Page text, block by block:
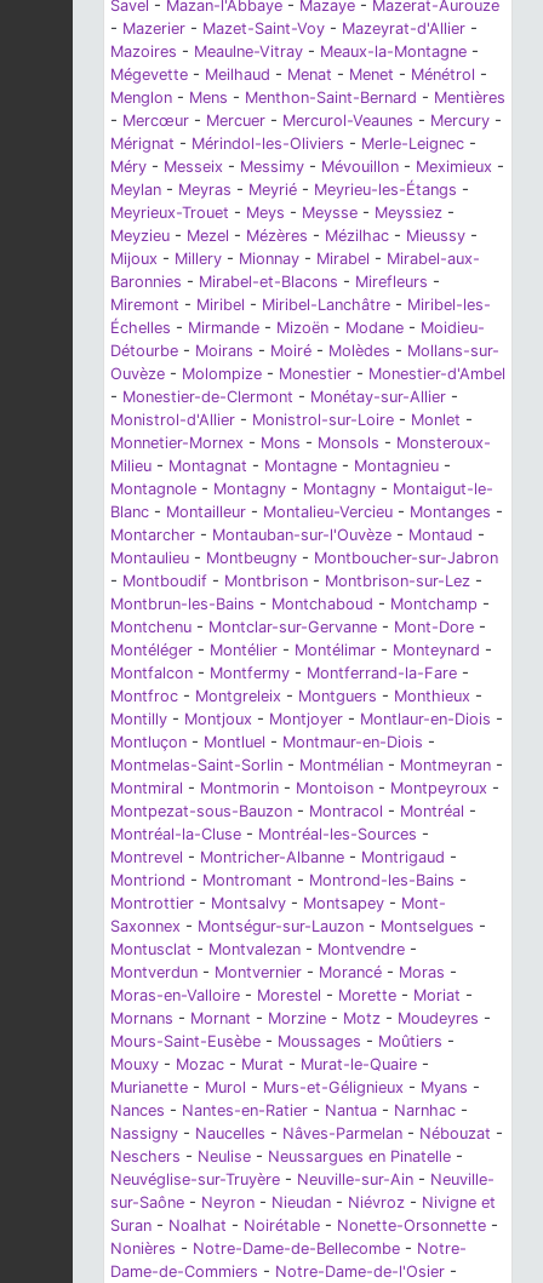
Savel - Mazan-l'Abbaye - Mazaye - Mazerat-Aurouze
- Mazerier - Mazet-Saint-Voy - Mazeyrat-d'Allier -
Mazoires - Meaulne-Vitray - Meaux-la-Montagne -
Mégevette - Meilhaud - Menat - Menet - Ménétrol -
Menglon - Mens - Menthon-Saint-Bernard - Mentières
- Mercœur - Mercuer - Mercurol-Veaunes - Mercury -
Mérignat - Mérindol-les-Oliviers - Merle-Leignec -
Méry - Messeix - Messimy - Mévouillon - Meximieux -
Meylan - Meyras - Meyrié - Meyrieu-les-Étangs -
Meyrieux-Trouet - Meys - Meysse - Meyssiez -
Meyzieu - Mezel - Mézères - Mézilhac - Mieussy -
Mijoux - Millery - Mionnay - Mirabel - Mirabel-aux-
Baronnies - Mirabel-et-Blacons - Mirefleurs -
Miremont - Miribel - Miribel-Lanchâtre - Miribel-les-
Échelles - Mirmande - Mizoën - Modane - Moidieu-
Détourbe - Moirans - Moiré - Molèdes - Mollans-sur-
Ouvèze - Molompize - Monestier - Monestier-d'Ambel
- Monestier-de-Clermont - Monétay-sur-Allier -
Monistrol-d'Allier - Monistrol-sur-Loire - Monlet -
Monnetier-Mornex - Mons - Monsols - Monsteroux-
Milieu - Montagnat - Montagne - Montagnieu -
Montagnole - Montagny - Montagny - Montaigut-le-
Blanc - Montailleur - Montalieu-Vercieu - Montanges -
Montarcher - Montauban-sur-l'Ouvèze - Montaud -
Montaulieu - Montbeugny - Montboucher-sur-Jabron
- Montboudif - Montbrison - Montbrison-sur-Lez -
Montbrun-les-Bains - Montchaboud - Montchamp -
Montchenu - Montclar-sur-Gervanne - Mont-Dore -
Montéléger - Montélier - Montélimar - Monteynard -
Montfalcon - Montfermy - Montferrand-la-Fare -
Montfroc - Montgreleix - Montguers - Monthieux -
Montilly - Montjoux - Montjoyer - Montlaur-en-Diois -
Montluçon - Montluel - Montmaur-en-Diois -
Montmelas-Saint-Sorlin - Montmélian - Montmeyran -
Montmiral - Montmorin - Montoison - Montpeyroux -
Montpezat-sous-Bauzon - Montracol - Montréal -
Montréal-la-Cluse - Montréal-les-Sources -
Montrevel - Montricher-Albanne - Montrigaud -
Montriond - Montromant - Montrond-les-Bains -
Montrottier - Montsalvy - Montsapey - Mont-
Saxonnex - Montségur-sur-Lauzon - Montselgues -
Montusclat - Montvalezan - Montvendre -
Montverdun - Montvernier - Morancé - Moras -
Moras-en-Valloire - Morestel - Morette - Moriat -
Mornans - Mornant - Morzine - Motz - Moudeyres -
Mours-Saint-Eusèbe - Moussages - Moûtiers -
Mouxy - Mozac - Murat - Murat-le-Quaire -
Murianette - Murol - Murs-et-Gélignieux - Myans -
Nances - Nantes-en-Ratier - Nantua - Narnhac -
Nassigny - Naucelles - Nâves-Parmelan - Nébouzat -
Neschers - Neulise - Neussargues en Pinatelle -
Neuvéglise-sur-Truyère - Neuville-sur-Ain - Neuville-
sur-Saône - Neyron - Nieudan - Niévroz - Nivigne et
Suran - Noalhat - Noirétable - Nonette-Orsonnette -
Nonières - Notre-Dame-de-Bellecombe - Notre-
Dame-de-Commiers - Notre-Dame-de-l'Osier -